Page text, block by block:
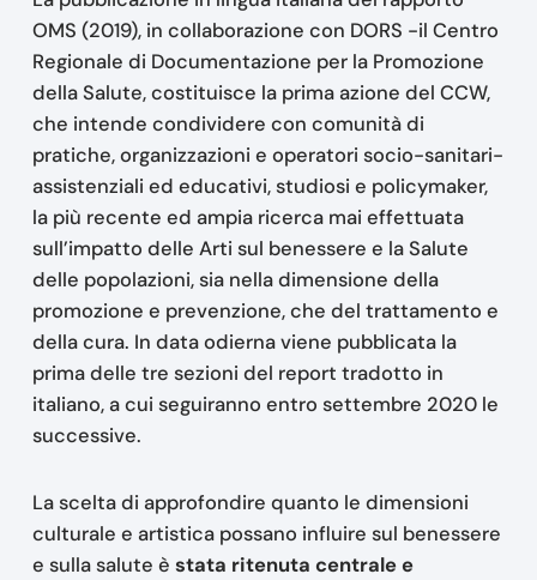
OMS (2019), in collaborazione con DORS -il Centro
Regionale di Documentazione per la Promozione
della Salute, costituisce la prima azione del CCW,
che intende condividere con comunità di
pratiche, organizzazioni e operatori socio-sanitari-
assistenziali ed educativi, studiosi e policymaker,
la più recente ed ampia ricerca mai effettuata
sull’impatto delle Arti sul benessere e la Salute
delle popolazioni, sia nella dimensione della
promozione e prevenzione, che del trattamento e
della cura. In data odierna viene pubblicata la
prima delle tre sezioni del report tradotto in
italiano, a cui seguiranno entro settembre 2020 le
successive.
La scelta di approfondire quanto le dimensioni
culturale e artistica possano influire sul benessere
e sulla salute è stata ritenuta centrale e